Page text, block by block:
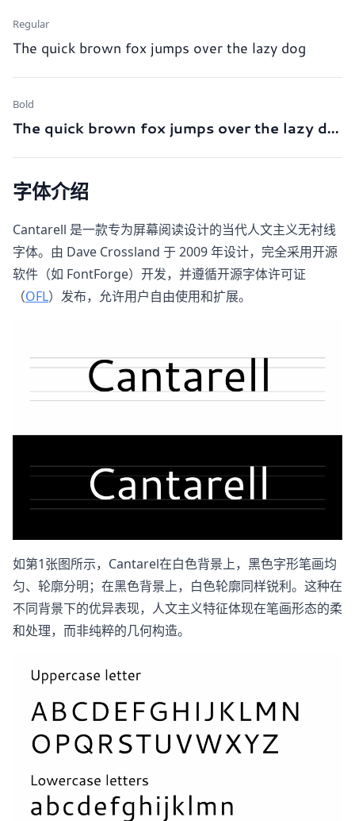
Regular
The quick brown fox jumps over the lazy dog
Bold
The quick brown fox jumps over the lazy dog
字体介绍
Cantarell​ 是一款专为屏幕阅读设计的当代人文主义无衬线
字体。由 Dave Crossland 于 2009 年设计，完全采用开源
软件（如 FontForge）开发，并遵循开源字体许可证
（OFL）发布，允许用户自由使用和扩展。
如第1张图所示，Cantarel在白色背景上，黑色字形笔画均
匀、轮廓分明；在黑色背景上，白色轮廓同样锐利。这种在
不同背景下的优异表现，人文主义特征体现在笔画形态的柔
和处理，而非纯粹的几何构造。